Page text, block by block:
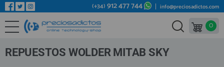
REPUESTOS MÓVILES
REPUESTOS TABLET
Bienvenid@ otra vez
YA SOY CLIENTE
(+34) 912 477 744 info@preciosadictos.com
0
REPUESTOS WOLDER MITAB SKY